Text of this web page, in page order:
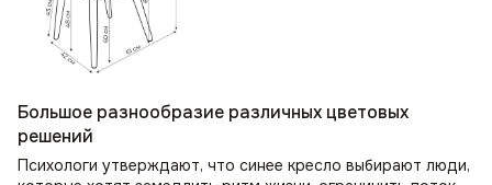
Большое разнообразие различных цветовых
решений
Психологи утверждают, что синее кресло выбирают люди,